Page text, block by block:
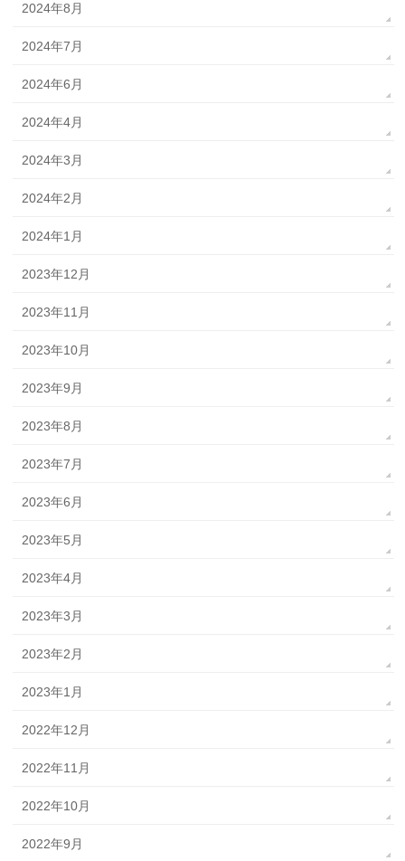
2024年8月
2024年7月
2024年6月
2024年4月
2024年3月
2024年2月
2024年1月
2023年12月
2023年11月
2023年10月
2023年9月
2023年8月
2023年7月
2023年6月
2023年5月
2023年4月
2023年3月
2023年2月
2023年1月
2022年12月
2022年11月
2022年10月
2022年9月